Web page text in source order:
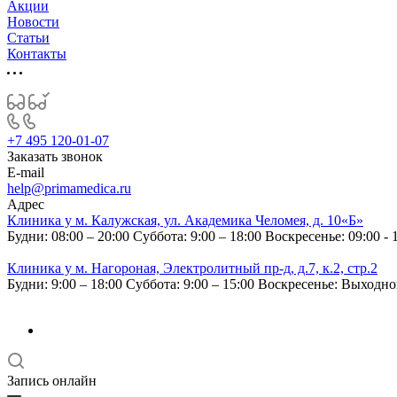
Акции
Новости
Статьи
Контакты
+7 495 120-01-07
Заказать звонок
E-mail
help@primamedica.ru
Адрес
Клиника у м. Калужская, ул. Академика Челомея, д. 10«Б»
Будни: 08:00 – 20:00 Суббота: 9:00 – 18:00 Воскресенье: 09:00 -
Клиника у м. Нагороная, Электролитный пр-д, д.7, к.2, стр.2
Будни: 9:00 – 18:00 Суббота: 9:00 – 15:00 Воскресенье:
Запись онлайн